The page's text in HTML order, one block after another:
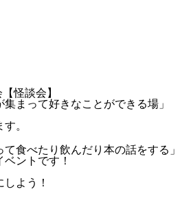
怪談会】
集まって好きなことができる場」
。
て食べたり飲んだり本の話をする」
ントです！
よう！